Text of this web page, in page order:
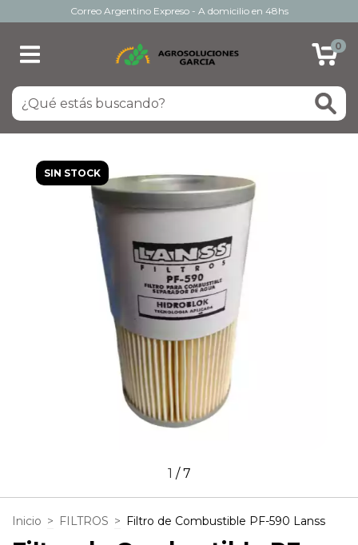
Correo Argentino Expreso - A domicilio en 48hs
0
SIN STOCK
1 /7
Inicio > FILTROS > Filtro de Combustible PF-590 Lanss